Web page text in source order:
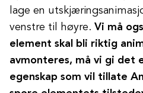
lage en
venstre til høyre. Vi må
element skal bli riktig
avmonteres, må vi gi det
egenskap som vil tillate